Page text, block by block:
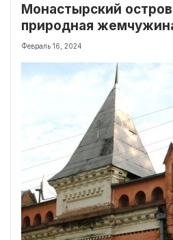
Монастырский
природная
Февраль 16, 2024